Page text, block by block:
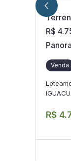
R$
Venda
IGUACU
R$